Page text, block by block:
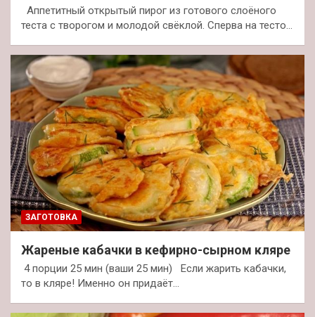
Аппетитный открытый пирог из готового слоёного
теста с творогом и молодой свёклой. Сперва на тесто…
ЗАГОТОВКА
Жареные кабачки в кефирно-сырном кляре
4 порции 25 мин (ваши 25 мин) Если жарить кабачки,
то в кляре! Именно он придаёт…